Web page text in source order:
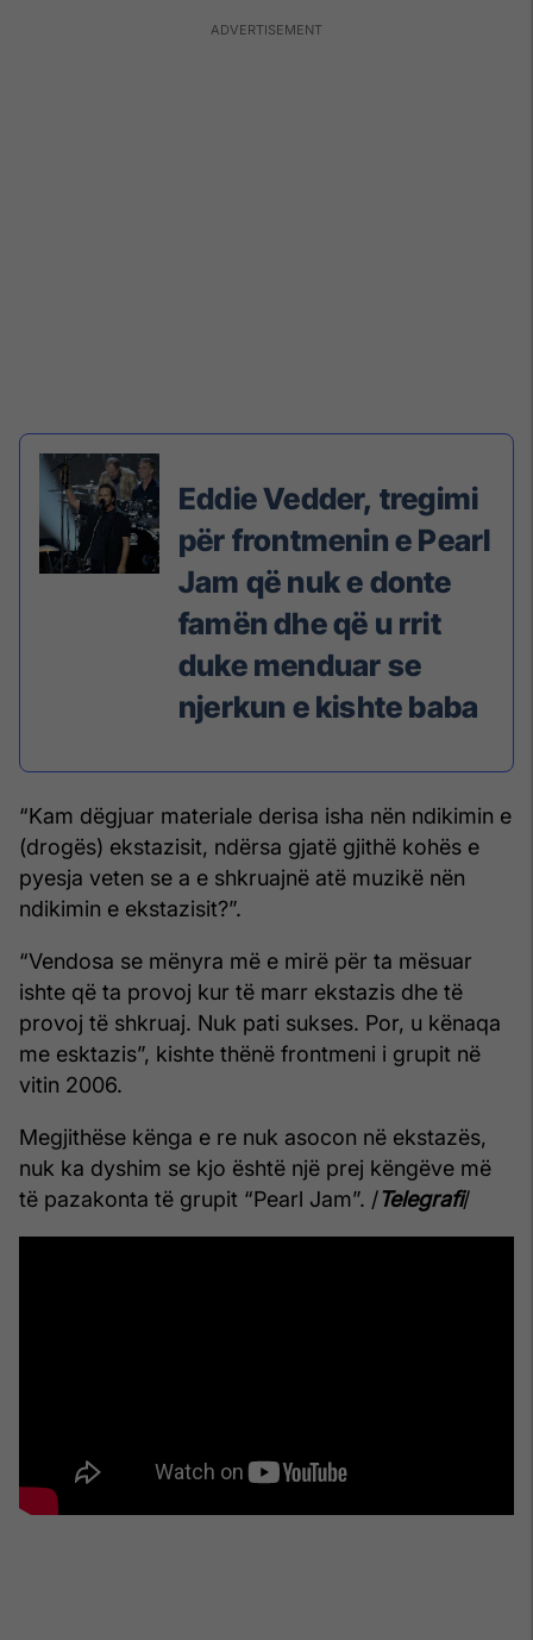
Eddie Vedder, tregimi
për frontmenin e Pearl
Jam që nuk e donte
famën dhe që u rrit
duke menduar se
njerkun e kishte baba
“Kam dëgjuar materiale derisa isha nën ndikimin e
(drogës) ekstazisit, ndërsa gjatë gjithë kohës e
pyesja veten se a e shkruajnë atë muzikë nën
ndikimin e ekstazisit?”.
“Vendosa se mënyra më e mirë për ta mësuar
ishte që ta provoj kur të marr ekstazis dhe të
provoj të shkruaj. Nuk pati sukses. Por, u kënaqa
me esktazis”, kishte thënë frontmeni i grupit në
vitin 2006.
Megjithëse kënga e re nuk asocon në ekstazës,
nuk ka dyshim se kjo është një prej këngëve më
të pazakonta të grupit “Pearl Jam”. /Telegrafi/